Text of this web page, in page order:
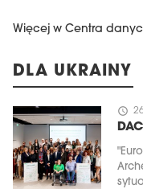
Więcej w Centra
DLA UKRAINY
schedule